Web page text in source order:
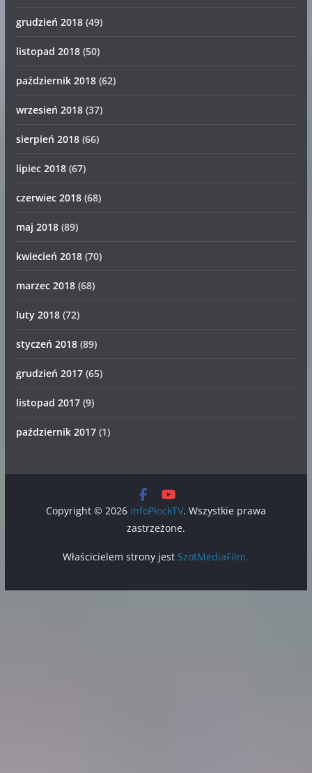
grudzień 2018(49)
listopad 2018(50)
październik 2018(62)
wrzesień 2018(37)
sierpień 2018(66)
lipiec 2018(67)
czerwiec 2018(68)
maj 2018(89)
kwiecień 2018(70)
marzec 2018(68)
luty 2018(72)
styczeń 2018(89)
grudzień 2017(65)
listopad 2017(9)
październik 2017(1)
Copyright © 2026 infoPłockTV. Wszystkie prawa
zastrzeżone.
Właścicielem strony jest SzotMediaFilm.